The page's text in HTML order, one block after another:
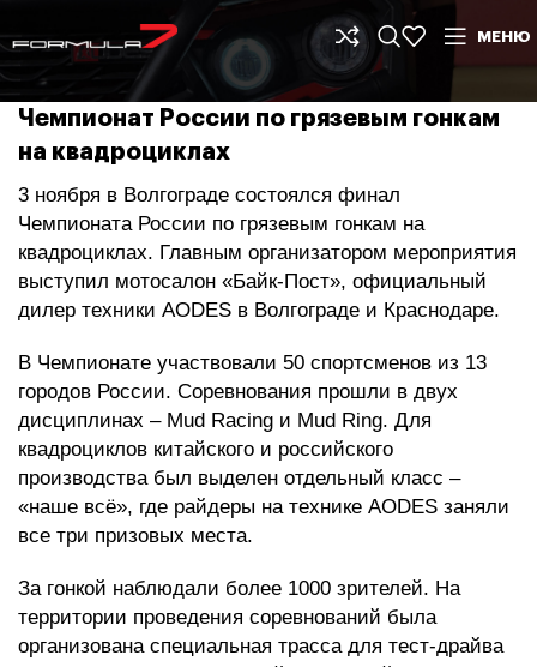
МЕНЮ
Чемпионат России по грязевым гонкам
на квадроциклах
3 ноября в Волгограде состоялся финал
Чемпионата России по грязевым гонкам на
квадроциклах. Главным организатором мероприятия
выступил мотосалон «Байк-Пост», официальный
дилер техники AODES в Волгограде и Краснодаре.
В Чемпионате участвовали 50 спортсменов из 13
городов России. Соревнования прошли в двух
дисциплинах – Mud Racing и Mud Ring. Для
квадроциклов китайского и российского
производства был выделен отдельный класс –
«наше всё», где райдеры на технике AODES заняли
все три призовых места.
За гонкой наблюдали более 1000 зрителей. На
территории проведения соревнований была
организована специальная трасса для тест-драйва